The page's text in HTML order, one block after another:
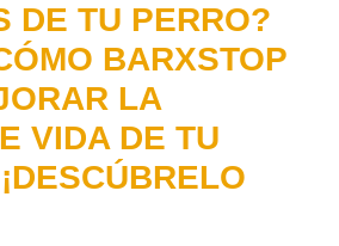
DE TU PERRO?
BARXSTOP
LA
VIDA DE TU